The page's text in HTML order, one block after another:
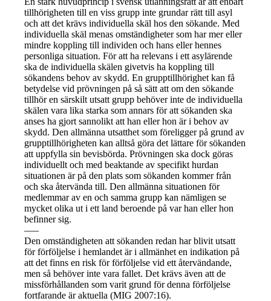
tillhörigheten till en viss grupp inte grundar rätt till asyl
och att det krävs individuella skäl hos den sökande. Med
individuella skäl menas omständigheter som har mer eller
mindre koppling till individen och hans eller hennes
personliga situation. För att ha relevans i ett asylärende
ska de individuella skälen givetvis ha koppling till
sökandens behov av skydd. En grupptillhörighet kan få
betydelse vid prövningen på så sätt att om den sökande
tillhör en särskilt utsatt grupp behöver inte de individuella
skälen vara lika starka som annars för att sökanden ska
anses ha gjort sannolikt att han eller hon är i behov av
skydd. Den allmänna utsatthet som föreligger på grund av
grupptillhörigheten kan alltså göra det lättare för sökanden
att uppfylla sin bevisbörda. Prövningen ska dock göras
individuellt och med beaktande av specifikt hurdan
situationen är på den plats som sökanden kommer från
och ska återvända till. Den allmänna situationen för
medlemmar av en och samma grupp kan nämligen se
mycket olika ut i ett land beroende på var han eller hon
befinner sig.
—–
Den omständigheten att sökanden redan har blivit utsatt
för förföljelse i hemlandet är i allmänhet en indikation på
att det finns en risk för förföljelse vid ett återvändande,
men så behöver inte vara fallet. Det krävs även att de
missförhållanden som varit grund för denna förföljelse
fortfarande är aktuella (MIG 2007:16).